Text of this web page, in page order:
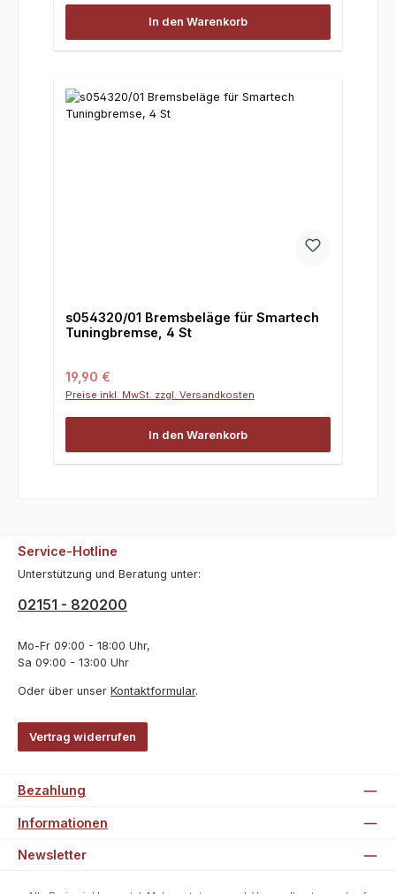
In den Warenkorb
s054320/01 Bremsbeläge für Smartech
Tuningbremse, 4 St
Regulärer Preis:
19,90 €
Preise inkl. MwSt. zzgl. Versandkosten
In den Warenkorb
Service-Hotline
Unterstützung und Beratung unter:
02151 - 820200
Mo-Fr 09:00 - 18:00 Uhr,
Sa 09:00 - 13:00 Uhr
Oder über unser Kontaktformular.
Vertrag widerrufen
Bezahlung
Informationen
Newsletter